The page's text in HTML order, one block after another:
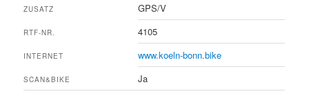
ZUSATZ GPS/V
RTF-NR. 4105
INTERNET www.koeln-bonn.bike
SCAN&BIKE Ja